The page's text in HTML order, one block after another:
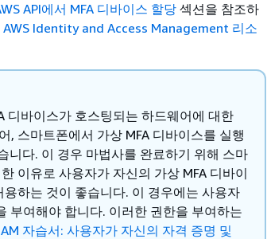
API에서 MFA 디바이스 할당 섹션을 참조하
AWS Identity and Access Management 리소
디바이스가 호스팅되는 하드웨어에 대한
, 스마트폰에서 가상 MFA 디바이스를 실행
니다. 이 경우 마법사를 완료하기 위해 스마
이유로 사용자가 자신의 가상 MFA 디바이
하는 것이 좋습니다. 이 경우에는 사용자
부여해야 합니다. 이러한 권한을 부여하는
자습서: 사용자가 자신의 자격 증명 및